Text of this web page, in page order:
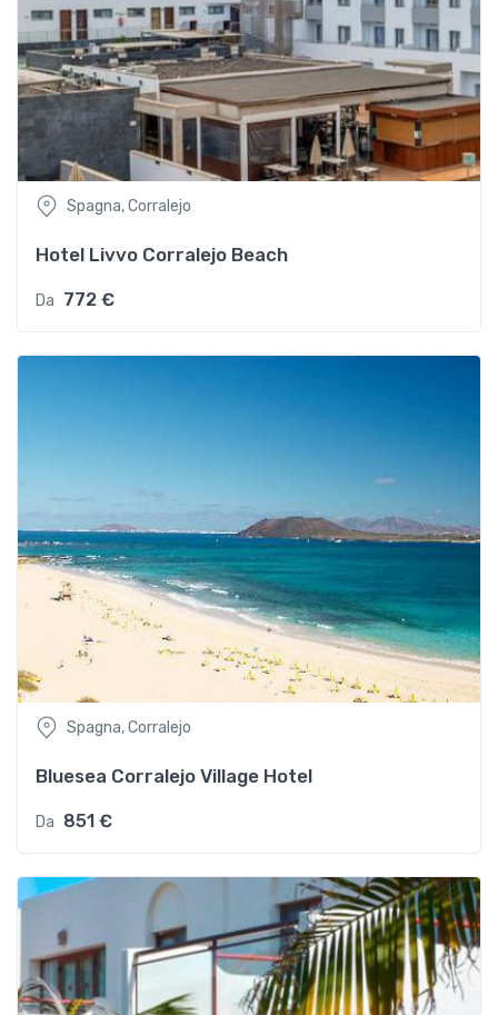
Spagna, Corralejo
Hotel Livvo Corralejo Beach
Da 772 €
Spagna, Corralejo
Bluesea Corralejo Village Hotel
Da 851 €